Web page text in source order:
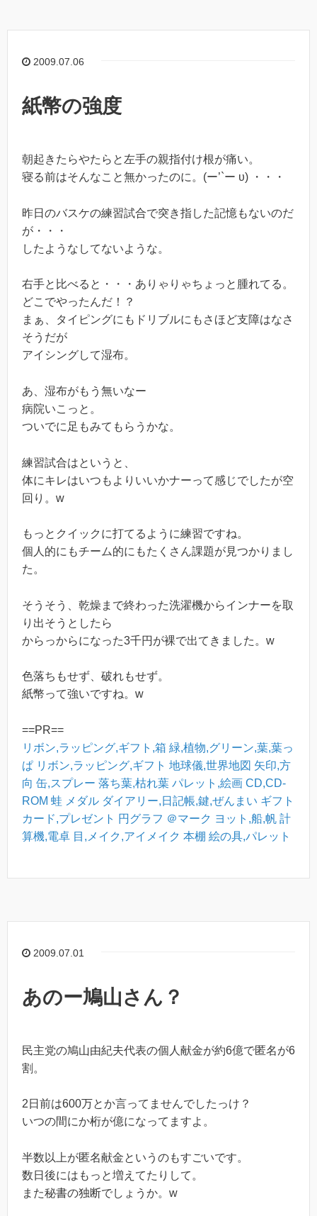
2009.07.06
紙幣の強度
朝起きたらやたらと左手の親指付け根が痛い。
寝る前はそんなこと無かったのに。(ー’`ー υ) ・・・
昨日のバスケの練習試合で突き指した記憶もないのだ
が・・・
したようなしてないような。
右手と比べると・・・ありゃりゃちょっと腫れてる。
どこでやったんだ！？
まぁ、タイピングにもドリブルにもさほど支障はなさ
そうだが
アイシングして湿布。
あ、湿布がもう無いなー
病院いこっと。
ついでに足もみてもらうかな。
練習試合はというと、
体にキレはいつもよりいいかナーって感じでしたが空
回り。w
もっとクイックに打てるように練習ですね。
個人的にもチーム的にもたくさん課題が見つかりまし
た。
そうそう、乾燥まで終わった洗濯機からインナーを取
り出そうとしたら
からっからになった3千円が裸で出てきました。w
色落ちもせず、破れもせず。
紙幣って強いですね。w
==PR==
リボン,ラッピング,ギフト,箱 緑,植物,グリーン,葉,葉っ
ぱ リボン,ラッピング,ギフト 地球儀,世界地図 矢印,方
向 缶,スプレー 落ち葉,枯れ葉 パレット,絵画 CD,CD-
ROM 蛙 メダル ダイアリー,日記帳,鍵,ぜんまい ギフト
カード,プレゼント 円グラフ ＠マーク ヨット,船,帆 計
算機,電卓 目,メイク,アイメイク 本棚 絵の具,パレット
2009.07.01
あのー鳩山さん？
民主党の鳩山由紀夫代表の個人献金が約6億で匿名が6
割。
2日前は600万とか言ってませんでしたっけ？
いつの間にか桁が億になってますよ。
半数以上が匿名献金というのもすごいです。
数日後にはもっと増えてたりして。
また秘書の独断でしょうか。w